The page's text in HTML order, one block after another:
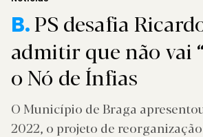
B.PS desafia
admitir que não vai
o Nó de Ínfias
O Município de Braga
2022, o projeto de